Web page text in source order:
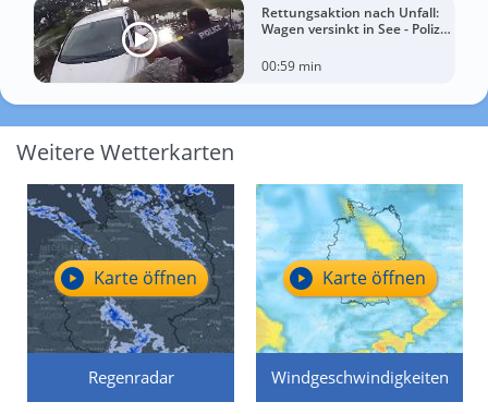
Rettungsaktion nach Unfall:
Wagen versinkt in See - Polizei
00:59 min
Weitere Wetterkarten
Regenradar
Karte öffnen
Windgeschwindigkeiten
Karte öffnen